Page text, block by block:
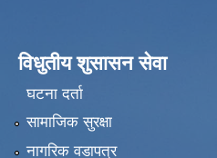
विधुतीय शुसासन सेवा
घटना दर्ता
सामाजिक सुरक्षा
नागरिक वडापत्र